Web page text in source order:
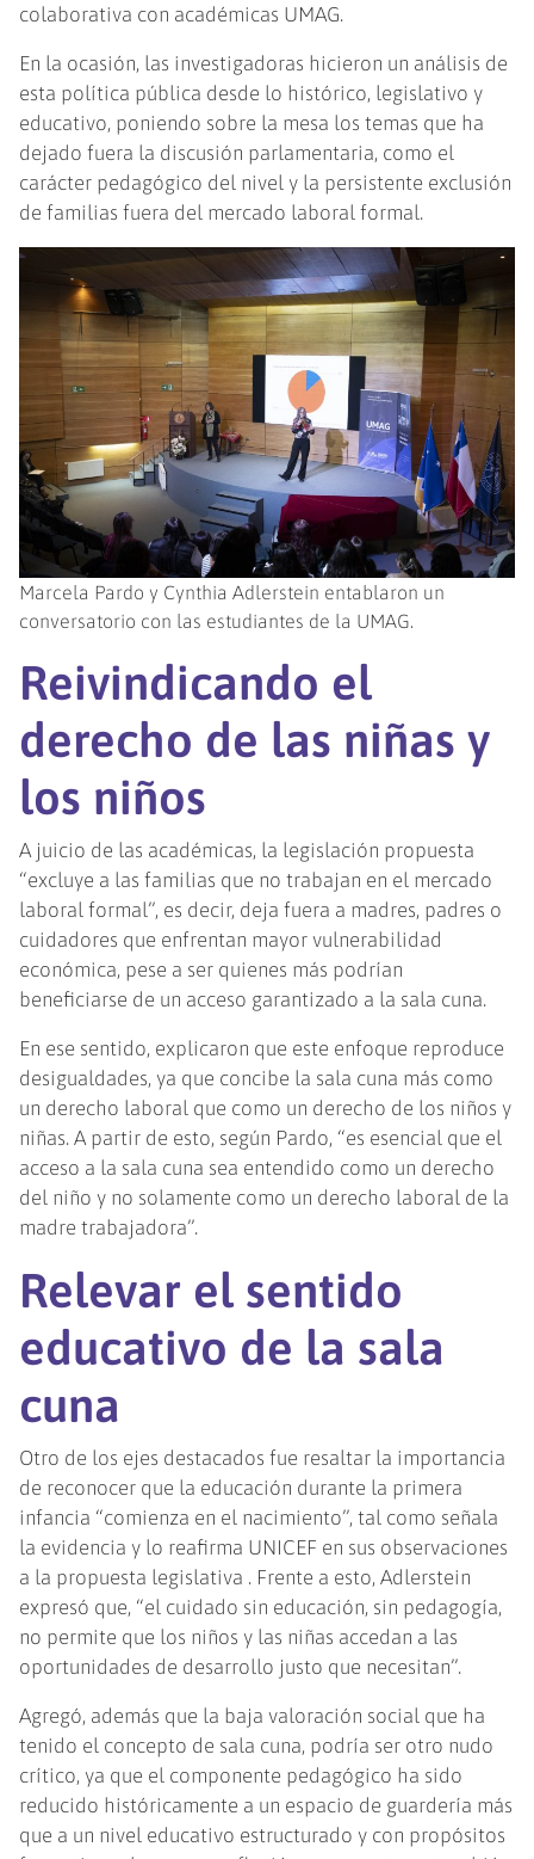
colaborativa con académicas UMAG.
En la ocasión, las investigadoras hicieron un análisis de
esta política pública desde lo histórico, legislativo y
educativo, poniendo sobre la mesa los temas que ha
dejado fuera la discusión parlamentaria, como el
carácter pedagógico del nivel y la persistente exclusión
de familias fuera del mercado laboral formal.
Marcela Pardo y Cynthia Adlerstein entablaron un
conversatorio con las estudiantes de la UMAG.
Reivindicando el
derecho de las niñas y
los niños
A juicio de las académicas, la legislación propuesta
“excluye a las familias que no trabajan en el mercado
laboral formal”, es decir, deja fuera a madres, padres o
cuidadores que enfrentan mayor vulnerabilidad
económica, pese a ser quienes más podrían
beneficiarse de un acceso garantizado a la sala cuna.
En ese sentido, explicaron que este enfoque reproduce
desigualdades, ya que concibe la sala cuna más como
un derecho laboral que como un derecho de los niños y
niñas. A partir de esto, según Pardo, “es esencial que el
acceso a la sala cuna sea entendido como un derecho
del niño y no solamente como un derecho laboral de la
madre trabajadora”.
Relevar el sentido
educativo de la sala
cuna
Otro de los ejes destacados fue resaltar la importancia
de reconocer que la educación durante la primera
infancia “comienza en el nacimiento”, tal como señala
la evidencia y lo reafirma UNICEF en sus observaciones
a la propuesta legislativa . Frente a esto, Adlerstein
expresó que, “el cuidado sin educación, sin pedagogía,
no permite que los niños y las niñas accedan a las
oportunidades de desarrollo justo que necesitan”.
Agregó, además que la baja valoración social que ha
tenido el concepto de sala cuna, podría ser otro nudo
crítico, ya que el componente pedagógico ha sido
reducido históricamente a un espacio de guardería más
que a un nivel educativo estructurado y con propósitos